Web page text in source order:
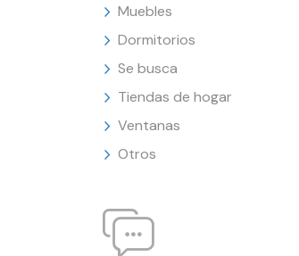
Muebles
Dormitorios
Se busca
Tiendas de hogar
Ventanas
Otros